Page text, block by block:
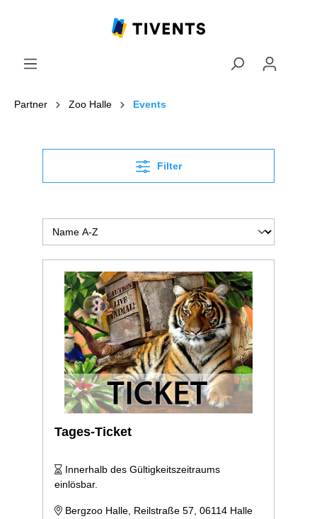
Partner Zoo Halle Events
Filter
Tages-Ticket
Innerhalb des Gültigkeitszeitraums
einlösbar.
Bergzoo Halle, Reilstraße 57, 06114 Halle